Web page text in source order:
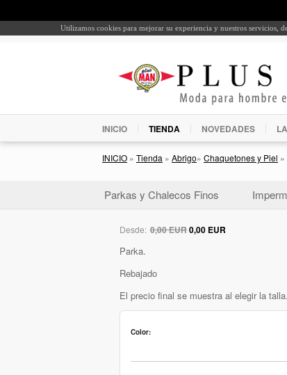
Utilizamos cookies para mejorar su experiencia y nuestros servicios,
INICIO TIENDA NOVEDADES
INICIO » Tienda » Abrigo» Chaquetones y Piel »
Parkas y Chalecos Finos
Desde: 0,00 EUR0,00 EUR
Parka.
Rebajado
El precio final se muestra al elegir la talla.
Color: